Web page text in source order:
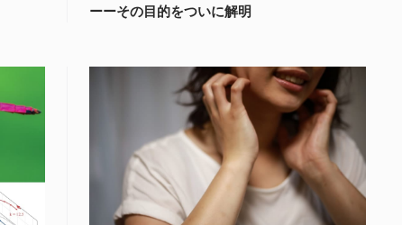
ーーその目的をついに解明